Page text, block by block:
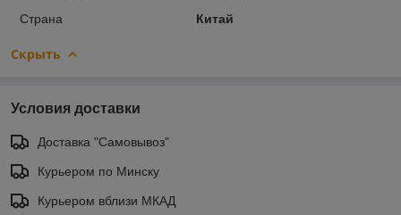
Страна
Китай
Скрыть
Условия доставки
Доставка "Самовывоз"
Курьером по Минску
Курьером вблизи МКАД